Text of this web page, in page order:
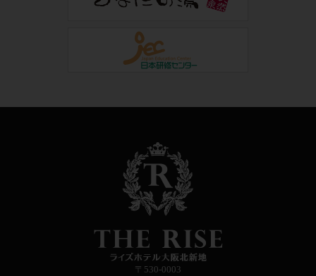
〒530-0003